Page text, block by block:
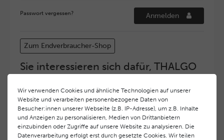
Passwort vergessen? Anmelden
Zum Endverbraucher-Shop
Sie interessieren sich dafür, THALGO
COSMETIC Partner und Depositär zu
werden?
Hohe Servicequalität und ein exzellentes Markenimage
haben bei
THALGO COSMETIC oberste Priorität.
Anspruchsvollen Endverbrauchern möchten wir ein
hohes Qualitätsniveau und gleichzeitig eine
Wir verwenden Cookies und ähnliche Technologien auf unserer
Website und verarbeiten personenbezogene Daten von
Besucher:innen unserer Webseite (z.B. IP-Adresse), um z.B. Inhalte
und Anzeigen zu personalisieren, Medien von Drittanbietern
einzubinden oder Zugriffe auf unsere Website zu analysieren. Die
Datenverarbeitung erfolgt erst durch gesetzte Cookies. Wir teilen